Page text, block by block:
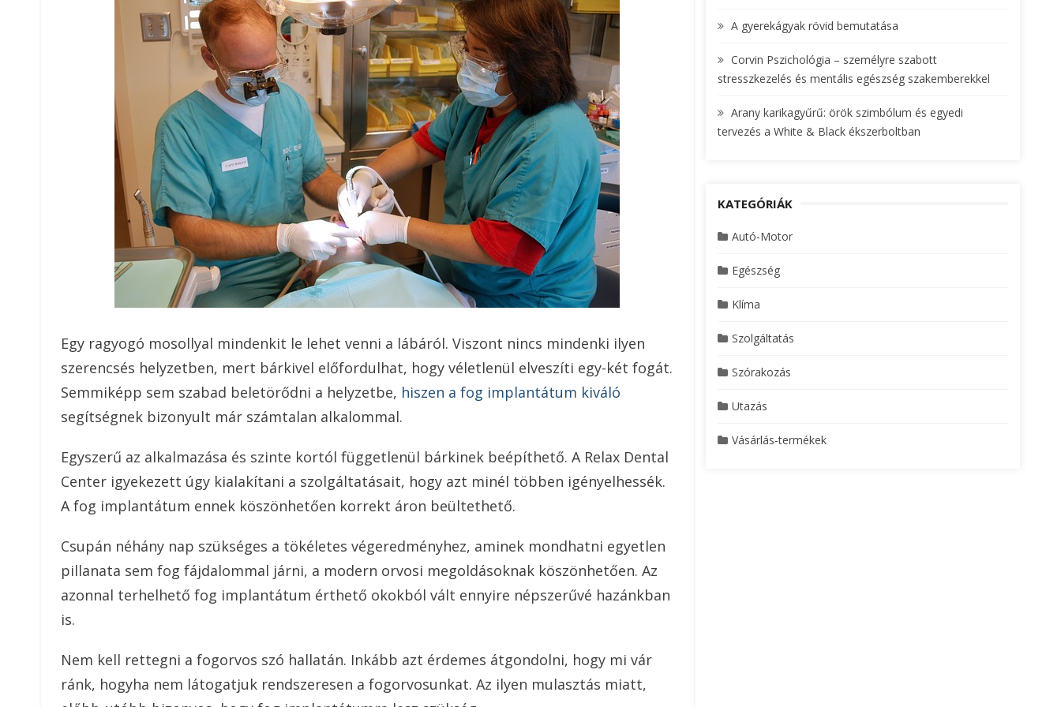
Egy ragyogó mosollyal mindenkit le lehet venni a lábáról. Viszont nincs mindenki ilyen
szerencsés helyzetben, mert bárkivel előfordulhat, hogy véletlenül elveszíti egy-két fogát.
Semmiképp sem szabad beletörődni a helyzetbe, hiszen a fog implantátum kiváló
segítségnek bizonyult már számtalan alkalommal.
Egyszerű az alkalmazása és szinte kortól függetlenül bárkinek beépíthető. A Relax Dental
Center igyekezett úgy kialakítani a szolgáltatásait, hogy azt minél többen igényelhessék.
A fog implantátum ennek köszönhetően korrekt áron beültethető.
Csupán néhány nap szükséges a tökéletes végeredményhez, aminek mondhatni egyetlen
pillanata sem fog fájdalommal járni, a modern orvosi megoldásoknak köszönhetően. Az
azonnal terhelhető fog implantátum érthető okokból vált ennyire népszerűvé hazánkban
is.
Nem kell rettegni a fogorvos szó hallatán. Inkább azt érdemes átgondolni, hogy mi vár
ránk, hogyha nem látogatjuk rendszeresen a fogorvosunkat. Az ilyen mulasztás miatt,
A gyerekágyak rövid bemutatása
Corvin Pszichológia – személyre szabott
stresszkezelés és mentális egészség szakemberekkel
Arany karikagyűrű: örök szimbólum és egyedi
tervezés a White & Black ékszerboltban
KATEGÓRIÁK
Autó-Motor
Egészség
Klíma
Szolgáltatás
Szórakozás
Utazás
Vásárlás-termékek